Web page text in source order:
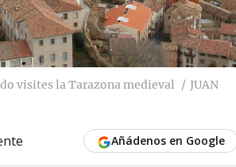
visites la Tarazona medieval
JUAN
Añádenos en Google